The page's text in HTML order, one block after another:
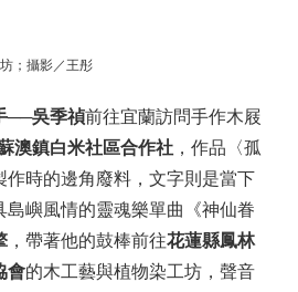
；攝影／王彤
──吳季禎前往宜蘭訪問手作木屐
澳鎮白米社區合作社 ，作品〈孤
作時的邊角廢料，文字則是當下
島嶼風情的靈魂樂單曲《神仙眷
，帶著他的鼓棒前往花蓮縣鳳林
會的木工藝與植物染工坊，聲音